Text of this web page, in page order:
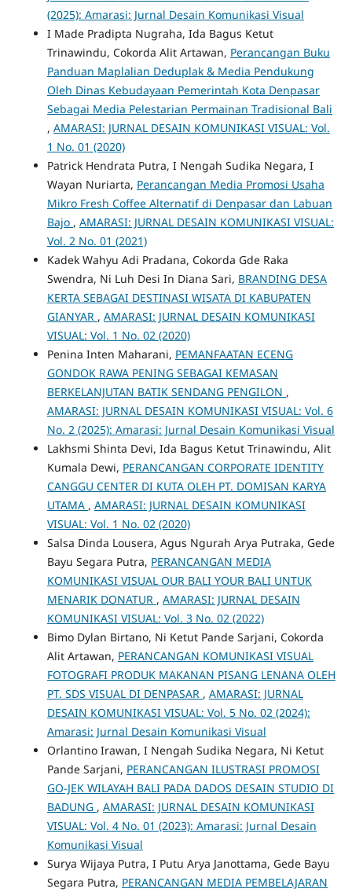
(2025): Amarasi: Jurnal Desain Komunikasi Visual
I Made Pradipta Nugraha, Ida Bagus Ketut
Trinawindu, Cokorda Alit Artawan, Perancangan Buku
Panduan Maplalian Deduplak & Media Pendukung
Oleh Dinas Kebudayaan Pemerintah Kota Denpasar
Sebagai Media Pelestarian Permainan Tradisional Bali
, AMARASI: JURNAL DESAIN KOMUNIKASI VISUAL: Vol.
1 No. 01 (2020)
Patrick Hendrata Putra, I Nengah Sudika Negara, I
Wayan Nuriarta, Perancangan Media Promosi Usaha
Mikro Fresh Coffee Alternatif di Denpasar dan Labuan
Bajo , AMARASI: JURNAL DESAIN KOMUNIKASI VISUAL:
Vol. 2 No. 01 (2021)
Kadek Wahyu Adi Pradana, Cokorda Gde Raka
Swendra, Ni Luh Desi In Diana Sari, BRANDING DESA
KERTA SEBAGAI DESTINASI WISATA DI KABUPATEN
GIANYAR , AMARASI: JURNAL DESAIN KOMUNIKASI
VISUAL: Vol. 1 No. 02 (2020)
Penina Inten Maharani, PEMANFAATAN ECENG
GONDOK RAWA PENING SEBAGAI KEMASAN
BERKELANJUTAN BATIK SENDANG PENGILON ,
AMARASI: JURNAL DESAIN KOMUNIKASI VISUAL: Vol. 6
No. 2 (2025): Amarasi: Jurnal Desain Komunikasi Visual
Lakhsmi Shinta Devi, Ida Bagus Ketut Trinawindu, Alit
Kumala Dewi, PERANCANGAN CORPORATE IDENTITY
CANGGU CENTER DI KUTA OLEH PT. DOMISAN KARYA
UTAMA , AMARASI: JURNAL DESAIN KOMUNIKASI
VISUAL: Vol. 1 No. 02 (2020)
Salsa Dinda Lousera, Agus Ngurah Arya Putraka, Gede
Bayu Segara Putra, PERANCANGAN MEDIA
KOMUNIKASI VISUAL OUR BALI YOUR BALI UNTUK
MENARIK DONATUR , AMARASI: JURNAL DESAIN
KOMUNIKASI VISUAL: Vol. 3 No. 02 (2022)
Bimo Dylan Birtano, Ni Ketut Pande Sarjani, Cokorda
Alit Artawan, PERANCANGAN KOMUNIKASI VISUAL
FOTOGRAFI PRODUK MAKANAN PISANG LENANA OLEH
PT. SDS VISUAL DI DENPASAR , AMARASI: JURNAL
DESAIN KOMUNIKASI VISUAL: Vol. 5 No. 02 (2024):
Amarasi: Jurnal Desain Komunikasi Visual
Orlantino Irawan, I Nengah Sudika Negara, Ni Ketut
Pande Sarjani, PERANCANGAN ILUSTRASI PROMOSI
GO-JEK WILAYAH BALI PADA DADOS DESAIN STUDIO DI
BADUNG , AMARASI: JURNAL DESAIN KOMUNIKASI
VISUAL: Vol. 4 No. 01 (2023): Amarasi: Jurnal Desain
Komunikasi Visual
Surya Wijaya Putra, I Putu Arya Janottama, Gede Bayu
Segara Putra, PERANCANGAN MEDIA PEMBELAJARAN